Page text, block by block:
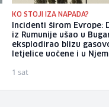
KO STOJI IZA NAPADA?
Incidenti širom Evrope:
iz Rumunije ušao u
eksplodirao blizu
letjelice uočene i u
1 sat